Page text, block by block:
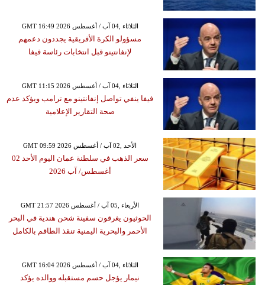
GMT 16:49 2026 الثلاثاء ,04 آب / أغسطس
مسؤولو الكرة الأفريقية يجددون دعمهم
لإنفانتينو قبل انتخابات رئاسة فيفا
GMT 11:15 2026 الثلاثاء ,04 آب / أغسطس
فيفا ينفي تواصل إنفانتينو مع ترامب ويؤكد عدم
صحة التقارير الإعلامية
GMT 09:59 2026 الأحد ,02 آب / أغسطس
سعر الذهب في سلطنة عمان اليوم الأحد 02
أغسطس/ آب 2026
GMT 21:57 2026 الأربعاء ,05 آب / أغسطس
الحوثيون يغرقون سفينة شحن هندية في البحر
الأحمر والبحرية اليمنية تنقذ الطاقم بالكامل
GMT 16:04 2026 الثلاثاء ,04 آب / أغسطس
نيمار يؤجل حسم مستقبله ووالده يؤكد